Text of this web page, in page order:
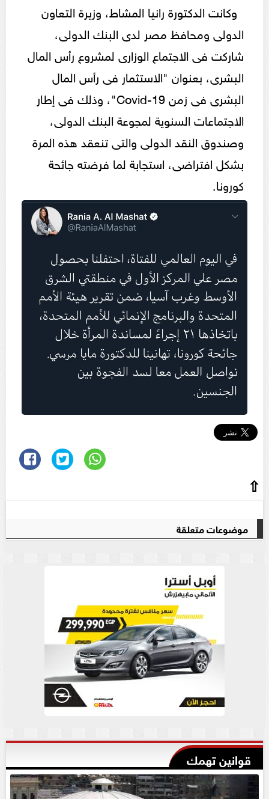
وكانت الدكتورة رانيا المشاط، وزيرة التعاون
الدولى ومحافظ مصر لدى البنك الدولى،
شاركت فى الاجتماع الوزارى لمشروع رأس المال
البشرى، بعنوان "الاستثمار فى رأس المال
البشرى فى زمن Covid-19"، وذلك فى إطار
الاجتماعات السنوية لمجوعة البنك الدولى،
وصندوق النقد الدولى والتى تنعقد هذه المرة
بشكل افتراضى، استجابة لما فرضته جائحة
كورونا.
⇧
موضوعات متعلقة
قوانين تهمك